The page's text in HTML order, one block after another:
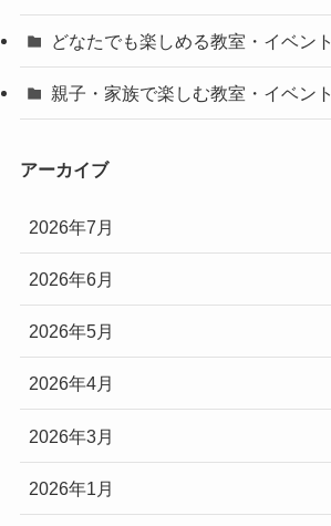
どなたでも楽しめる教室・イベント
親子・家族で楽しむ教室・イベント
アーカイブ
2026年7月
2026年6月
2026年5月
2026年4月
2026年3月
2026年1月